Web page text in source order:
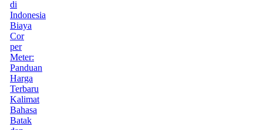
di
Indonesia
Biaya
Cor
per
Meter:
Panduan
Harga
Terbaru
Kalimat
Bahasa
Batak